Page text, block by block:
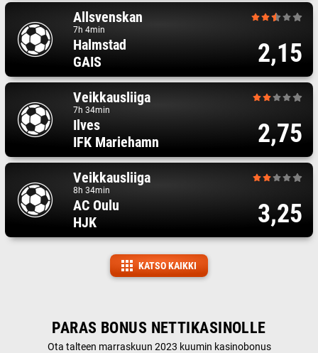
Allsvenskan
7h 4min
Halmstad
GAIS
2,15
Veikkausliiga
7h 34min
Ilves
IFK Mariehamn
2,75
Veikkausliiga
8h 34min
AC Oulu
HJK
3,25
KATSO KAIKKI
PARAS BONUS NETTIKASINOLLE
Ota talteen marraskuun 2023 kuumin kasinobonus